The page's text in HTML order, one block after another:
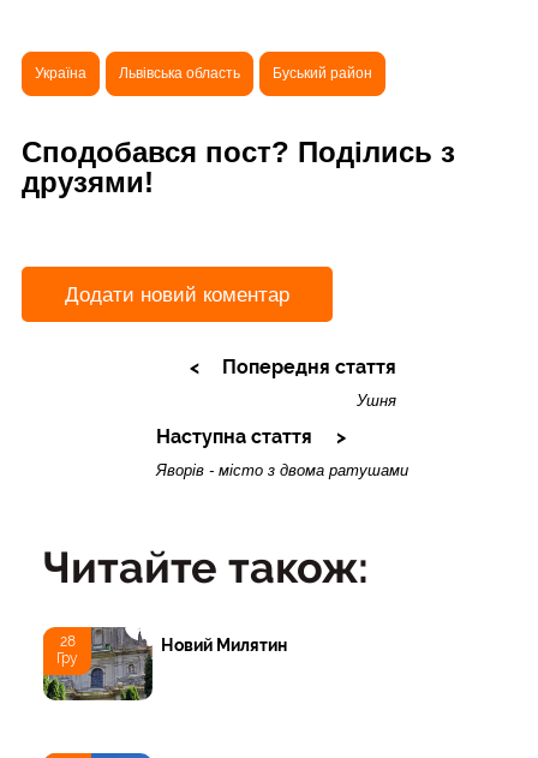
Україна Львівська область Буський район
Сподобався пост? Поділись з
друзями!
Додати новий коментар
Попередня стаття
Ушня
Наступна стаття
Яворів - місто з двома ратушами
Читайте також:
28
Гру
Новий Милятин